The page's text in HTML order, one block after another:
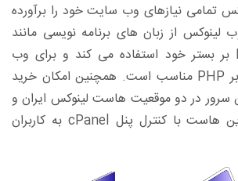
تمامی نیازهای وب سایت خود را برآورده
لینوکس از زبان های برنامه نویسی مانند
PHP, Java, Ruby بر بستر خود استفاده می کند و برای وب
سایت هایی مبتنی بر PHP مناسب است. همچنین امکان خرید
سرور در دو موقعیت هاست لینوکس ایران و
خارج وجود دارد. این هاست با کنترل پنل cPanel به کاربران